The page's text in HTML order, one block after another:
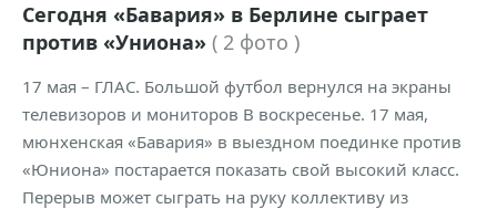
Сегодня «Бавария» в Берлине сыграет
против «Униона» ( 2 фото )
17 мая – ГЛАС. Большой футбол вернулся на экраны
телевизоров и мониторов В воскресенье. 17 мая,
мюнхенская «Бавария» в выездном поединке против
«Юниона» постарается показать свой высокий класс.
Перерыв может сыграть на руку коллективу из